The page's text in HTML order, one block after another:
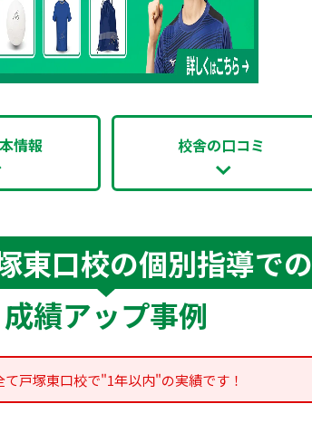
情報 校舎の口コミ
東口校の個別指導での
成績アップ事例
て戸塚東口校で"1年以内"の実績です！